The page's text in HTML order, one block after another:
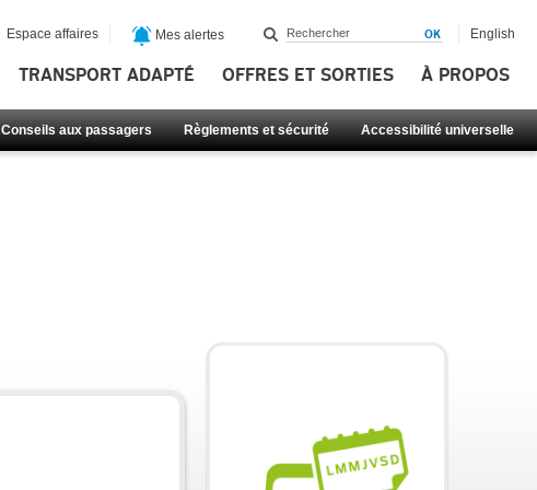
TRANSPORT ADAPTÉ OFFRES ET SORTIES À PROPOS
Conseils aux passagers Règlements et sécurité Accessibilité universelle
Espace affaires Mes alertes English